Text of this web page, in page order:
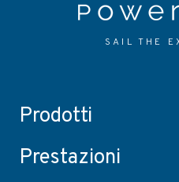
SAIL THE
Prodotti
Prestazioni